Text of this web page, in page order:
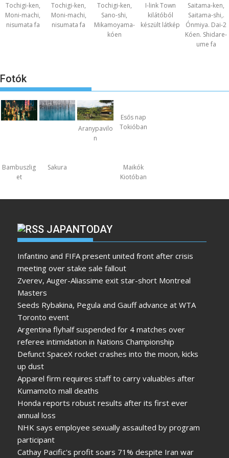
Tochigi-ken,
Moni-machi,
nisumata fa
Tochigi-ken,
Moni-machi,
nisumata fa
Tochigi-ken,
Sano-shi,
Mikamoyama-
kóen
I-link Town
kilátóból
készült látkép
Saitama-ken,
Saitama-shi,.
Ónmiya. Dai-2
Kóen. Shidare-
ume fa
Fotók
Aranypavilo
n
Esős nap
Tokióban
Bambuszlig
et
Sakura
Maikók
Kiotóban
JAPANTODAY
Infantino and FIFA present united front after crisis
meeting over stake sale fallout
Zverev, Auger-Aliassime exit star-short Montreal
Masters
Seeds Rybakina, Pegula and Gauff advance at WTA
Toronto event
Argentina flyhalf suspended for 4 matches over
referee intimidation in Nations Championship
Defunct SpaceX rocket crashes into the moon, kicks
up dust
Apparel firm requires staff to carry valuables after
Kumamoto mall deaths
Honda reports robust results after its first ever
annual loss
NHK says employee sexually assaulted by program
participant
Cathay Pacific's profit soars 71% despite Iran war